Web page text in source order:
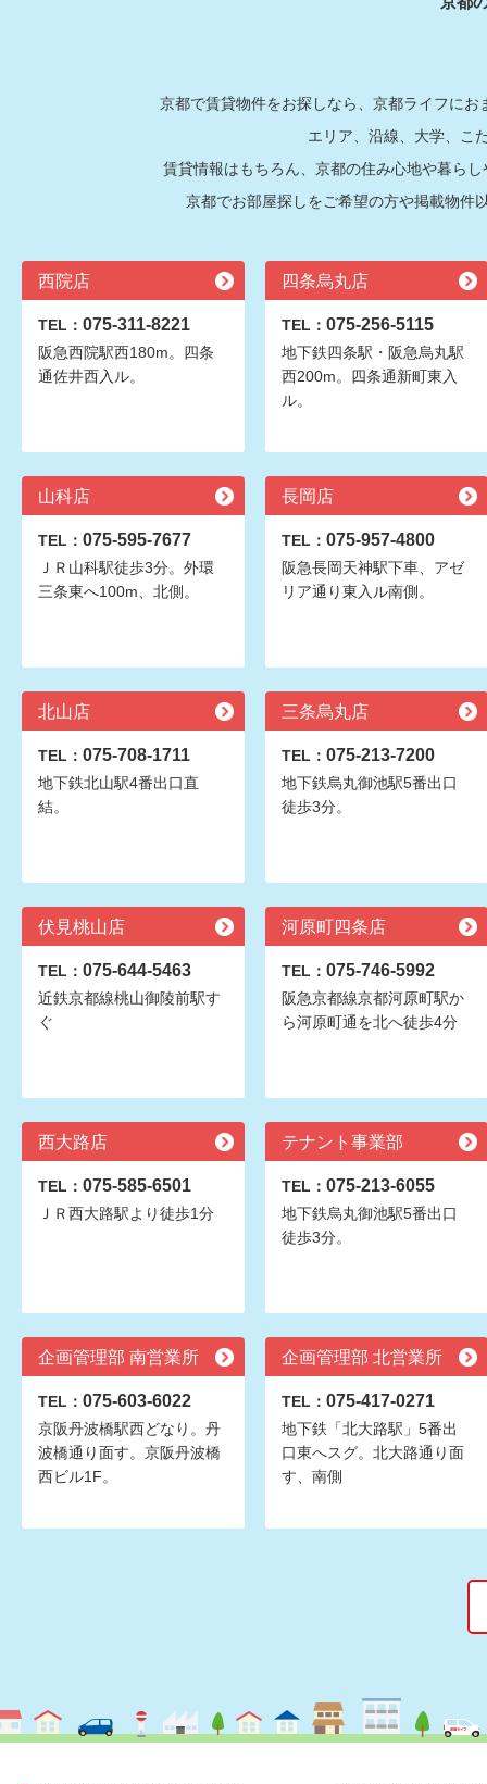
京都で賃貸物件をお探しなら、京都ライフに
エリア、沿線、大学、こ
賃貸情報はもちろん、京都の住み心地や暮ら
京都でお部屋探しをご希望の方や掲載物件
西院店
TEL： 075-311-8221
阪急西院駅西180m。四条
通佐井西入ル。
四条烏丸店
TEL： 075-256-5115
地下鉄四条駅・阪急烏丸駅
西200m。四条通新町東入
ル。
山科店
TEL： 075-595-7677
ＪＲ山科駅徒歩3分。外環
三条東へ100m、北側。
長岡店
TEL： 075-957-4800
阪急長岡天神駅下車、アゼ
リア通り東入ル南側。
北山店
TEL： 075-708-1711
地下鉄北山駅4番出口直
結。
三条烏丸店
TEL： 075-213-7200
地下鉄烏丸御池駅5番出口
徒歩3分。
伏見桃山店
TEL： 075-644-5463
近鉄京都線桃山御陵前駅す
ぐ
河原町四条店
TEL： 075-746-5992
阪急京都線京都河原町駅か
ら河原町通を北へ徒歩4分
西大路店
TEL： 075-585-6501
ＪＲ西大路駅より徒歩1分
テナント事業部
TEL： 075-213-6055
地下鉄烏丸御池駅5番出口
徒歩3分。
企画管理部 南営業所
TEL： 075-603-6022
京阪丹波橋駅西どなり。丹
波橋通り面す。京阪丹波橋
西ビル1F。
企画管理部 北営業所
TEL： 075-417-0271
地下鉄「北大路駅」5番出
口東へスグ。北大路通り面
す、南側